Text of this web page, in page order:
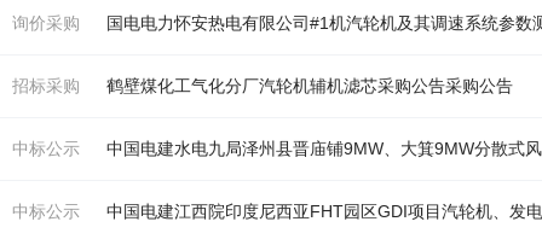
询价采购 国电电力怀安热电有限公司#1机汽轮机及其调速系统参数
招标采购 鹤壁煤化工气化分厂汽轮机辅机滤芯采购公告采购公告
中标公示 中国电建水电九局泽州县晋庙铺9MW、大箕9MW分散式
中标公示 中国电建江西院印度尼西亚FHT园区GDI项目汽轮机、发